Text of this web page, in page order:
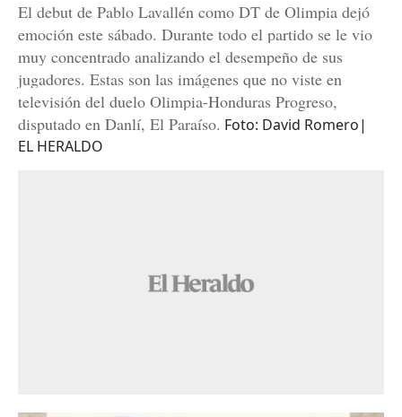
El debut de Pablo Lavallén como DT de Olimpia dejó
emoción este sábado. Durante todo el partido se le vio
muy concentrado analizando el desempeño de sus
jugadores. Estas son las imágenes que no viste en
televisión del duelo Olimpia-Honduras Progreso,
disputado en Danlí, El Paraíso. Foto: David Romero|
EL HERALDO